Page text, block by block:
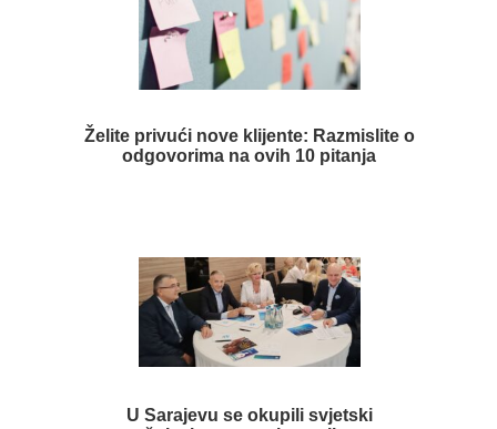
Želite privući nove klijente: Razmislite o
odgovorima na ovih 10 pitanja
U Sarajevu se okupili svjetski